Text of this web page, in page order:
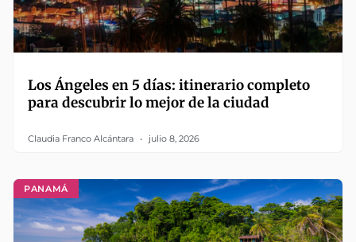
Los Ángeles en 5 días: itinerario completo
para descubrir lo mejor de la ciudad
Claudia Franco Alcántara julio 8, 2026
PANAMÁ